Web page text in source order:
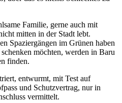
Familie, gerne auch mit
mitten in der Stadt lebt.
Spaziergängen im Grünen haben
möchten, werden in Baru
finden.
entwurmt, mit Test auf
und Schutzvertrag, nur in
vermittelt.